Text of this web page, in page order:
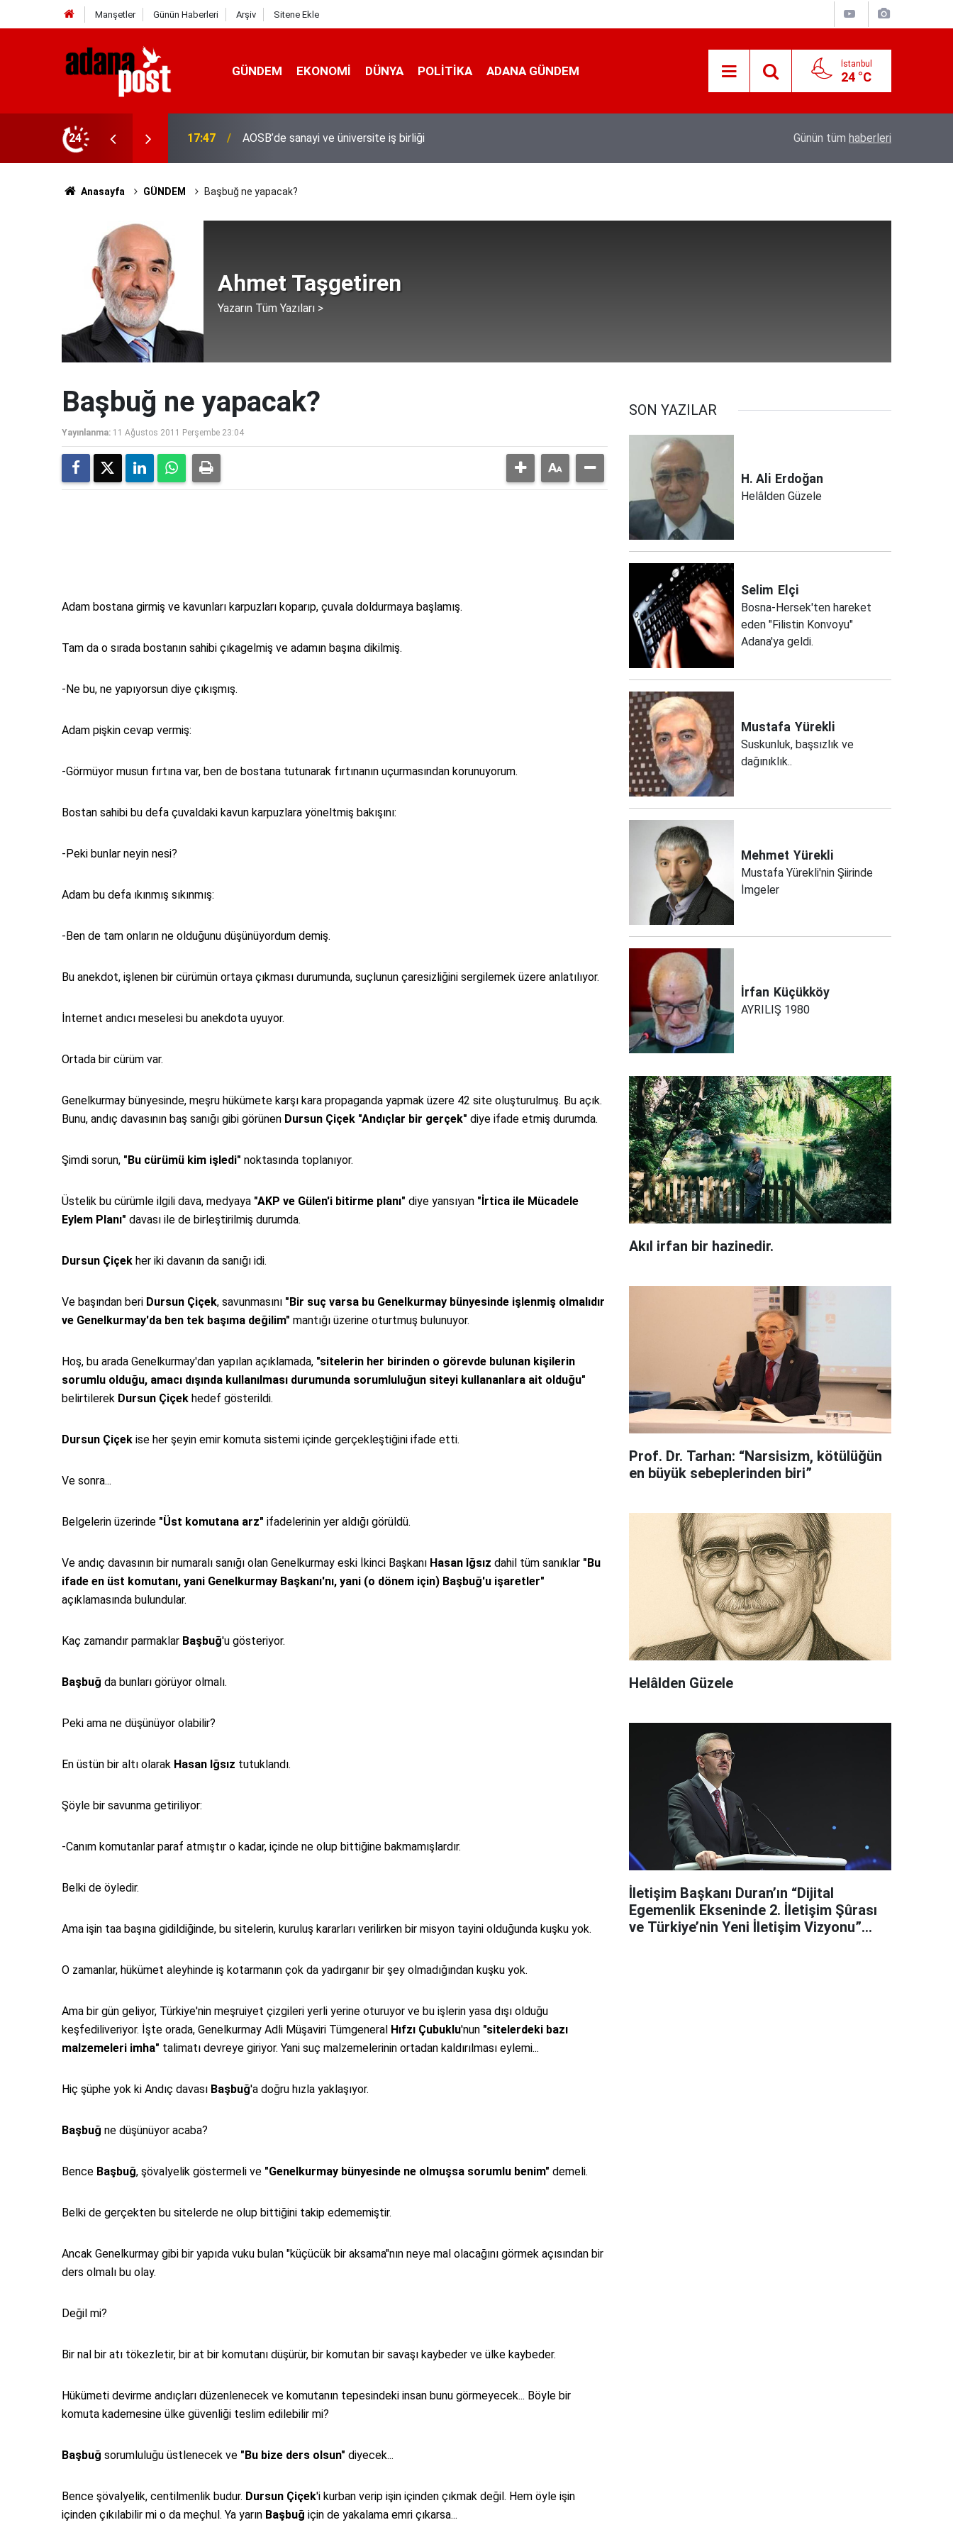
Manşetler Günün Haberleri Arşiv Sitene Ekle
GÜNDEM EKONOMI DÜNYA POLİTİKA ADANA GÜNDEM İstanbul
24 °C
24 17:41 Adana'da servis taşımacıları yeni plaka ihalesine tepki gösterdi
Danişma Merkezini Ziyaret Etti
Günün tüm haberleri
Anasayfa GÜNDEM Başbuğ ne yapacak?
Ahmet Taşgetiren
Yazarın Tüm Yazıları >
Başbuğ ne yapacak?
Yayınlanma: 11 Ağustos 2011 Perşembe 23:04
Adam bostana girmiş ve kavunları karpuzları koparıp, çuvala doldurmaya başlamış.
Tam da o sırada bostanın sahibi çıkagelmiş ve adamın başına dikilmiş.
-Ne bu, ne yapıyorsun diye çıkışmış.
Adam pişkin cevap vermiş:
-Görmüyor musun fırtına var, ben de bostana tutunarak fırtınanın uçurmasından korunuyorum.
Bostan sahibi bu defa çuvaldaki kavun karpuzlara yöneltmiş bakışını:
-Peki bunlar neyin nesi?
Adam bu defa ıkınmış sıkınmış:
-Ben de tam onların ne olduğunu düşünüyordum demiş.
Bu anekdot, işlenen bir cürümün ortaya çıkması durumunda, suçlunun çaresizliğini sergilemek üzere anlatılıyor.
İnternet andıcı meselesi bu anekdota uyuyor.
Ortada bir cürüm var.
Genelkurmay bünyesinde, meşru hükümete karşı kara propaganda yapmak üzere 42 site oluşturulmuş. Bu açık.
Bunu, andıç davasının baş sanığı gibi görünen Dursun Çiçek "Andıçlar bir gerçek" diye ifade etmiş durumda.
Şimdi sorun, "Bu cürümü kim işledi" noktasında toplanıyor.
Üstelik bu cürümle ilgili dava, medyaya "AKP ve Gülen'i bitirme planı" diye yansıyan "İrtica ile Mücadele
Eylem Planı" davası ile de birleştirilmiş durumda.
Dursun Çiçek her iki davanın da sanığı idi.
Ve başından beri Dursun Çiçek, savunmasını "Bir suç varsa bu Genelkurmay bünyesinde işlenmiş olmalıdır
ve Genelkurmay'da ben tek başıma değilim" mantığı üzerine oturtmuş bulunuyor.
Hoş, bu arada Genelkurmay'dan yapılan açıklamada, "sitelerin her birinden o görevde bulunan kişilerin
sorumlu olduğu, amacı dışında kullanılması durumunda sorumluluğun siteyi kullananlara ait olduğu"
belirtilerek Dursun Çiçek hedef gösterildi.
Dursun Çiçek ise her şeyin emir komuta sistemi içinde gerçekleştiğini ifade etti.
Ve sonra...
Belgelerin üzerinde "Üst komutana arz" ifadelerinin yer aldığı görüldü.
Ve andıç davasının bir numaralı sanığı olan Genelkurmay eski İkinci Başkanı Hasan Iğsız dahil tüm sanıklar "Bu
ifade en üst komutanı, yani Genelkurmay Başkanı'nı, yani (o dönem için) Başbuğ'u işaretler"
açıklamasında bulundular.
Kaç zamandır parmaklar Başbuğ'u gösteriyor.
Başbuğ da bunları görüyor olmalı.
Peki ama ne düşünüyor olabilir?
En üstün bir altı olarak Hasan Iğsız tutuklandı.
Şöyle bir savunma getiriliyor:
-Canım komutanlar paraf atmıştır o kadar, içinde ne olup bittiğine bakmamışlardır.
Belki de öyledir.
Ama işin taa başına gidildiğinde, bu sitelerin, kuruluş kararları verilirken bir misyon tayini olduğunda kuşku yok.
O zamanlar, hükümet aleyhinde iş kotarmanın çok da yadırganır bir şey olmadığından kuşku yok.
Ama bir gün geliyor, Türkiye'nin meşruiyet çizgileri yerli yerine oturuyor ve bu işlerin yasa dışı olduğu
keşfediliveriyor. İşte orada, Genelkurmay Adli Müşaviri Tümgeneral Hıfzı Çubuklu'nun "sitelerdeki bazı
malzemeleri imha" talimatı devreye giriyor. Yani suç malzemelerinin ortadan kaldırılması eylemi...
Hiç şüphe yok ki Andıç davası Başbuğ'a doğru hızla yaklaşıyor.
Başbuğ ne düşünüyor acaba?
Bence Başbuğ, şövalyelik göstermeli ve "Genelkurmay bünyesinde ne olmuşsa sorumlu benim" demeli.
Belki de gerçekten bu sitelerde ne olup bittiğini takip edememiştir.
Ancak Genelkurmay gibi bir yapıda vuku bulan "küçücük bir aksama"nın neye mal olacağını görmek açısından bir
ders olmalı bu olay.
Değil mi?
Bir nal bir atı tökezletir, bir at bir komutanı düşürür, bir komutan bir savaşı kaybeder ve ülke kaybeder.
Hükümeti devirme andıçları düzenlenecek ve komutanın tepesindeki insan bunu görmeyecek... Böyle bir
komuta kademesine ülke güvenliği teslim edilebilir mi?
Başbuğ sorumluluğu üstlenecek ve "Bu bize ders olsun" diyecek...
Bence şövalyelik, centilmenlik budur. Dursun Çiçek'i kurban verip işin içinden çıkmak değil. Hem öyle işin
içinden çıkılabilir mi o da meçhul. Ya yarın Başbuğ için de yakalama emri çıkarsa...
SON YAZILAR
H. Ali Erdoğan
Helâlden Güzele
Selim Elçi
Bosna-Hersek'ten hareket
eden "Filistin Konvoyu"
Adana'ya geldi.
Mustafa Yürekli
Suskunluk, başsızlık ve
dağınıklık..
Mehmet Yürekli
Mustafa Yürekli'nin Şiirinde
İmgeler
İrfan Küçükköy
AYRILIŞ 1980
Akıl irfan bir hazinedir.
Prof. Dr. Tarhan: “Narsisizm, kötülüğün
en büyük sebeplerinden biri”
Helâlden Güzele
İletişim Başkanı Duran’ın “Dijital
Egemenlik Ekseninde 2. İletişim Şûrası
ve Türkiye’nin Yeni İletişim Vizyonu”